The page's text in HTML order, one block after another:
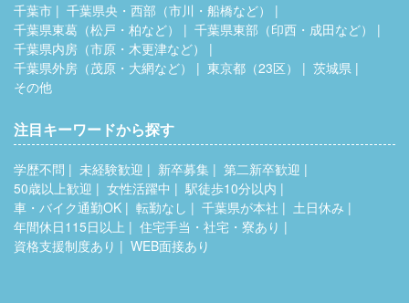
千葉市
千葉県央・西部（市川・船橋など）
千葉県東葛（松戸・柏など）
千葉県東部（印西・成田など）
千葉県内房（市原・木更津など）
千葉県外房（茂原・大網など）
東京都（23区）
茨城県
その他
注目キーワードから探す
学歴不問 未経験歓迎 新卒募集
第二新卒歓迎
50歳以上歓迎
女性活躍中
駅徒歩10分以内
車・バイク通勤OK
転勤なし 千葉県が本社
土日休み
年間休日115日以上
住宅手当・社宅・寮あり
資格支援制度あり
WEB面接あり